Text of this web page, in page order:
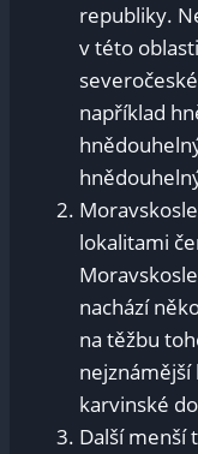
republiky.
v této
například
lokalitami
nachází
na těžbu
karvinské
Další menší